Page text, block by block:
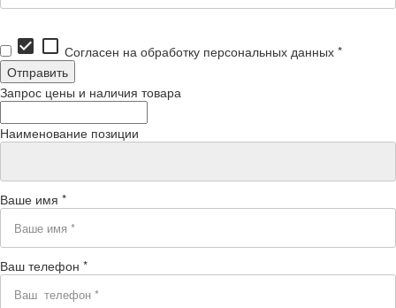
check_box check_box_outline_blank Согласен на обработку персональных данных *
Запрос цены и наличия товара
Наименование позиции
Ваше имя *
Ваш телефон *